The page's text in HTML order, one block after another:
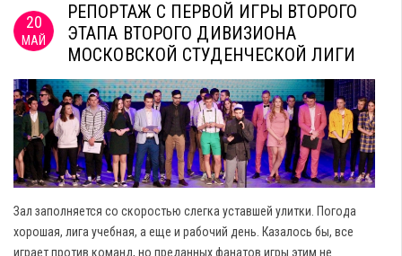
20
МАЙ
РЕПОРТАЖ С ПЕРВОЙ ИГРЫ ВТОРОГО
ЭТАПА ВТОРОГО ДИВИЗИОНА
МОСКОВСКОЙ СТУДЕНЧЕСКОЙ ЛИГИ
Зал заполняется со скоростью слегка уставшей улитки. Погода
хорошая, лига учебная, а еще и рабочий день. Казалось бы, все
играет против команд, но преданных фанатов игры этим не